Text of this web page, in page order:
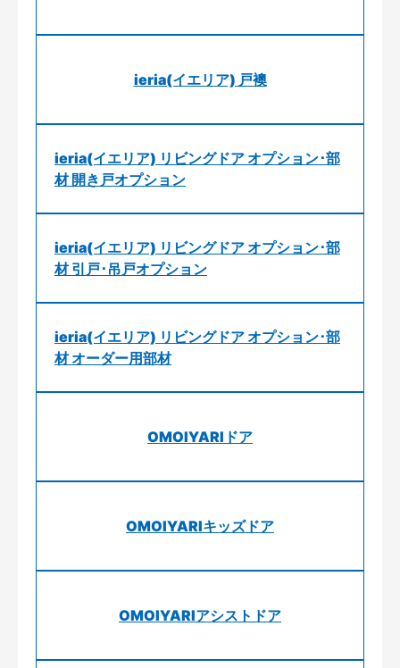
ieria(イエリア) 戸襖
ieria(イエリア) リビングドア オプション･部
材 開き戸オプション
ieria(イエリア) リビングドア オプション･部
材 引戸･吊戸オプション
ieria(イエリア) リビングドア オプション･部
材 オーダー用部材
OMOIYARIドア
OMOIYARIキッズドア
OMOIYARIアシストドア